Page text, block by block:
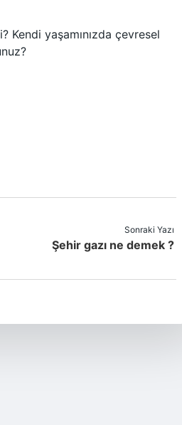
Kendi yaşamınızda çevresel
Sonraki Yazı
Şehir gazı ne demek ?